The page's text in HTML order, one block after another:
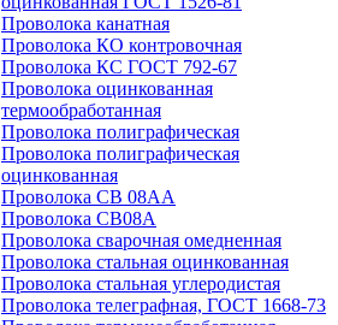
Проволока канатная
Проволока КО контровочная
Проволока КС ГОСТ 792-67
Проволока оцинкованная
термообработанная
Проволока полиграфическая
Проволока полиграфическая
оцинкованная
Проволока СВ 08АА
Проволока СВ08А
Проволока сварочная омедненная
Проволока стальная оцинкованная
Проволока стальная углеродистая
Проволока телеграфная, ГОСТ 1668-73